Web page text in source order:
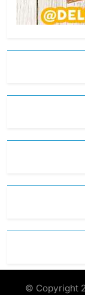
© Copyright